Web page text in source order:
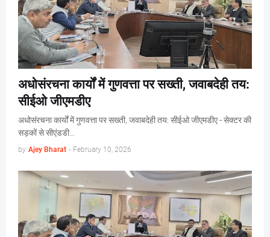
अधोसंरचना कार्यों में गुणवत्ता पर सख्ती, जवाबदेही तय:
सीईओ जीएमडीए
अधोसंरचना कार्यों में गुणवत्ता पर सख्ती, जवाबदेही तय: सीईओ जीएमडीए - सेक्टर की
सड़कों से सीएंडडी…
by Ajey Bharat - February 10, 2026